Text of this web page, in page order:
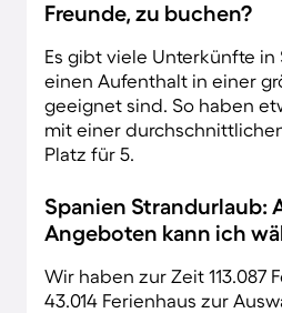
Freunde, zu buchen?
Es gibt viele Unterkünfte
einen Aufenthalt in einer
geeignet sind. So haben
mit einer
Platz für 5.
Spanien Strandurlaub:
Angeboten kann ich
Wir haben zur Zeit 113.087
43.014 Ferienhaus zur